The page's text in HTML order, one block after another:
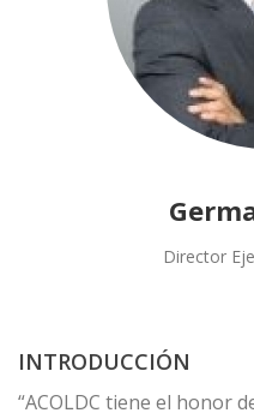
Director
INTRODUCCIÓN
“ACOLDC tiene el honor